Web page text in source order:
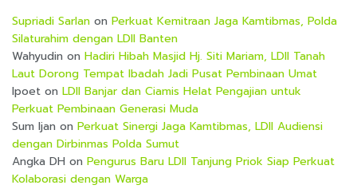
Supriadi Sarlan on Perkuat Kemitraan Jaga Kamtibmas, Polda
Silaturahim dengan LDII Banten
Wahyudin on Hadiri Hibah Masjid Hj. Siti Mariam, LDII Tanah
Laut Dorong Tempat Ibadah Jadi Pusat Pembinaan Umat
Ipoet on LDII Banjar dan Ciamis Helat Pengajian untuk
Perkuat Pembinaan Generasi Muda
Sum Ijan on Perkuat Sinergi Jaga Kamtibmas, LDII Audiensi
dengan Dirbinmas Polda Sumut
Angka DH on Pengurus Baru LDII Tanjung Priok Siap Perkuat
Kolaborasi dengan Warga